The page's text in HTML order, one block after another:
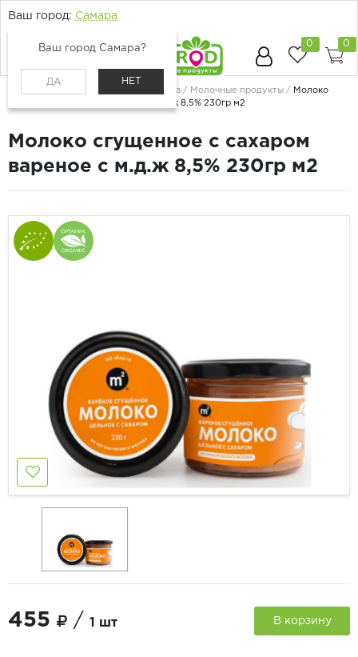
Ваш город: Самара
Ваш город Самара?
ДА НЕТ
0 0
Молоко, сыр, яйца Молочные продукты
Молоко
сгущенное с сахаром вареное с м.д.ж 8,5% 230гр м2
Молоко сгущенное с сахаром
вареное с м.д.ж 8,5% 230гр м2
455 / 1 шт В корзину